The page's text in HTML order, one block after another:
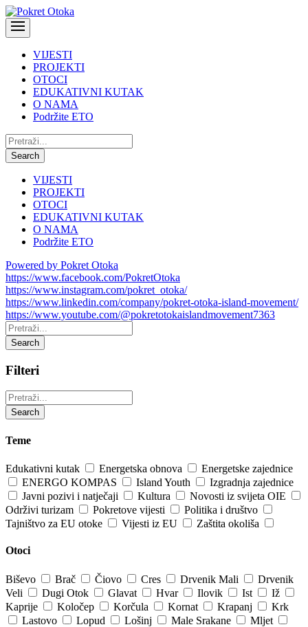
VIJESTI
PROJEKTI
OTOCI
EDUKATIVNI KUTAK
O NAMA
Podržite ETO
Pretraži:
Search
VIJESTI
PROJEKTI
OTOCI
EDUKATIVNI KUTAK
O NAMA
Podržite ETO
Powered by Pokret Otoka
https://www.facebook.com/PokretOtoka
https://www.instagram.com/pokret_otoka/
https://www.linkedin.com/company/pokret-otoka-island-movement/
https://www.youtube.com/@pokretotokaislandmovement7363
Pretraži:
Search
Filteri
Pretraži:
Search
Teme
Edukativni kutak Energetska obnova
Energetske zajednice
ENERGO KOMPAS
Island Youth
Izgradnja zajednice
Javni pozivi i natječaji
Kultura
Novosti iz svijeta OIE
Održivi turizam
Pokretove vijesti
Politika i društvo
Tajništvo za EU otoke
Vijesti iz EU Zaštita okoliša
Otoci
Biševo Brač Čiovo Cres Drvenik Mali
Drvenik
Veli
Dugi Otok Glavat Hvar Ilovik Ist
Iž
Kaprije
Koločep Korčula Kornat Krapanj
Krk
Lastovo
Lopud Lošinj Male Srakane
Mljet